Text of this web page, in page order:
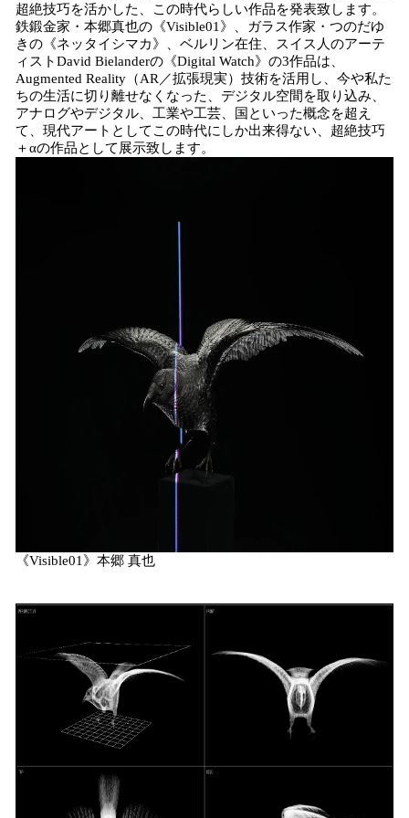
中
で
す
超絶技巧を活かした、この時代らしい作品を発表致します。
鉄鍛金家・本郷真也の《Visible01》、ガラス作家・つのだゆ
きの《ネッタイシマカ》、ベルリン在住、スイス人のアーテ
ィストDavid Bielanderの《Digital Watch》の3作品は、
Augmented Reality（AR／拡張現実）技術を活用し、今や私た
ちの生活に切り離せなくなった、デジタル空間を取り込み、
アナログやデジタル、工業や工芸、国といった概念を超え
て、現代アートとしてこの時代にしか出来得ない、超絶技巧
＋αの作品として展示致します。
《Visible01》本郷 真也